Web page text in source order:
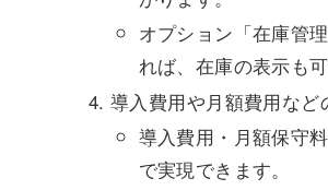
オプション「在庫管
れば、在庫の表示も
導入費用や月額費用など
導入費用・月額保守
で実現できます。